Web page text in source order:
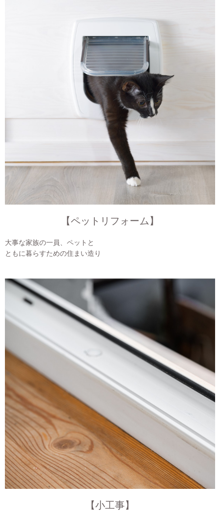
【ペットリフォーム】
大事な家族の一員、ペットと
ともに暮らすための住まい造り
【小工事】